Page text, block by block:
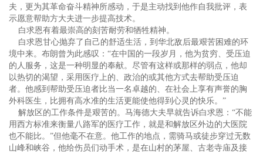
夫，更为其革命奋斗精神所感动，于是主动找到他作自我批评，表
示愿意帮助方大夫进一步提高技术。
白求恩有着最崇高的刻苦耐劳和牺牲精神。
白求恩甘心抛弃了自己的舒适生活，到华北敌后最艰苦困难的环
境中来。布朗曾为此感叹：“在中国的一段岁月，他为贫穷、受压迫
的人服务，这是一种明显的奉献。尽管有这样或那样的弱点，他却
以热切的渴望，采用医疗上的、政治的或其他方式去帮助受压迫
者。他感到帮助受压迫者比当一名卓越的、在社会上享有声誉的胸
外科医生，比拥有高水准的生活更能使他得到心灵的快乐。”
解放区的工作条件是艰苦的。马海德大夫早就告诉白求恩：“不能
用西方标准来衡量八路军的医疗工作，就是和解放区外边的大医院
也不能比。”但他毫不在意。他工作的地点，需骑马或徒步穿过无数
山峰和峡谷，他给伤员们动手术，是在山村的茅屋、古老寺庙及接